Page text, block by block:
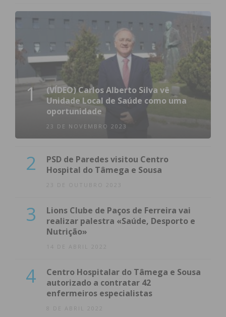
1
(VÍDEO) Carlos Alberto Silva vê
Unidade Local de Saúde como uma
oportunidade
23 DE NOVEMBRO 2023
2
PSD de Paredes visitou Centro
Hospital do Tâmega e Sousa
23 DE OUTUBRO 2023
3
Lions Clube de Paços de Ferreira vai
realizar palestra «Saúde, Desporto e
Nutrição»
14 DE ABRIL 2022
4
Centro Hospitalar do Tâmega e Sousa
autorizado a contratar 42
enfermeiros especialistas
8 DE ABRIL 2022